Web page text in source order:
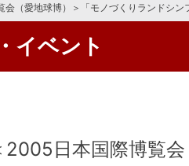
（愛地球博）＞「モノづくりランドシン
イベント
2005日本国際博覧